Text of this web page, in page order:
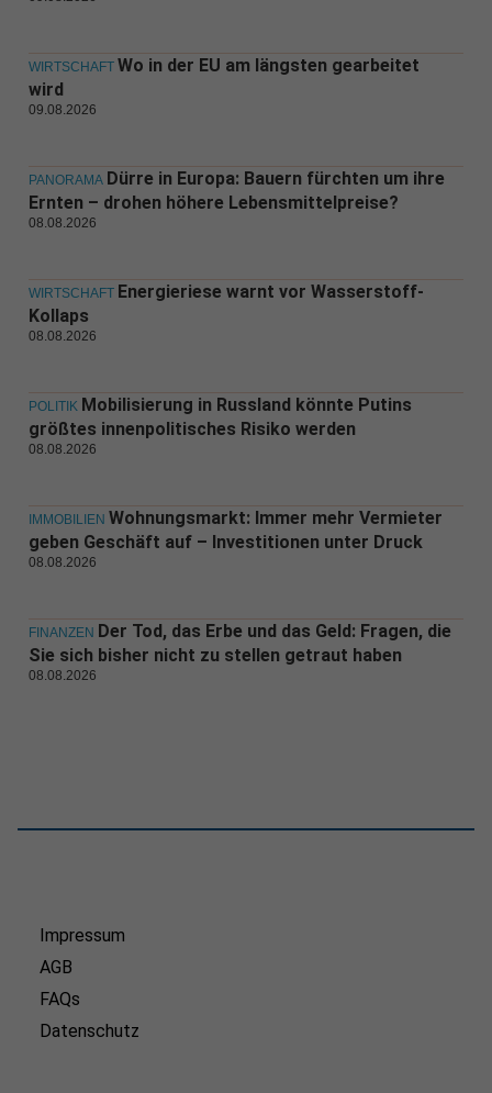
WIRTSCHAFT Wo in der EU am längsten gearbeitet
wird
09.08.2026
PANORAMA Dürre in Europa: Bauern fürchten um ihre
Ernten – drohen höhere Lebensmittelpreise?
08.08.2026
WIRTSCHAFT Energieriese warnt vor Wasserstoff-
Kollaps
08.08.2026
POLITIK Mobilisierung in Russland könnte Putins
größtes innenpolitisches Risiko werden
08.08.2026
IMMOBILIEN Wohnungsmarkt: Immer mehr Vermieter
geben Geschäft auf – Investitionen unter Druck
08.08.2026
FINANZEN Der Tod, das Erbe und das Geld: Fragen, die
Sie sich bisher nicht zu stellen getraut haben
08.08.2026
Impressum
AGB
FAQs
Datenschutz